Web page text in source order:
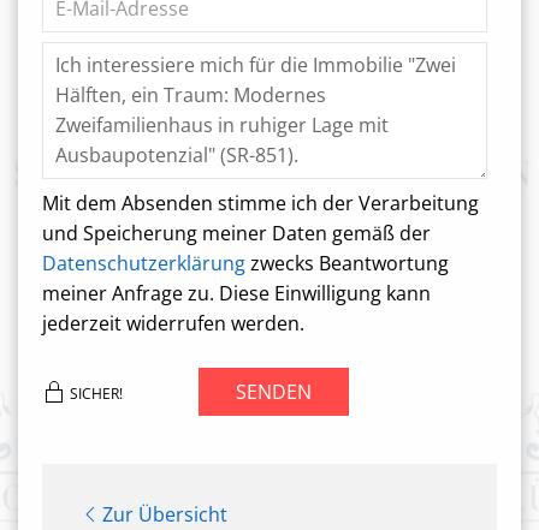
Mit dem Absenden stimme ich der Verarbeitung
und Speicherung meiner Daten gemäß der
Datenschutzerklärungzwecks Beantwortung
meiner Anfrage zu. Diese Einwilligung kann
jederzeit widerrufen werden.
SICHER! SENDEN
Zur Übersicht